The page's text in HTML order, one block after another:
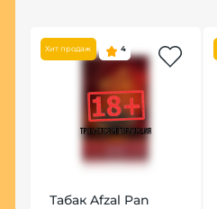
Хит продаж 4
Табак Afzal Pan